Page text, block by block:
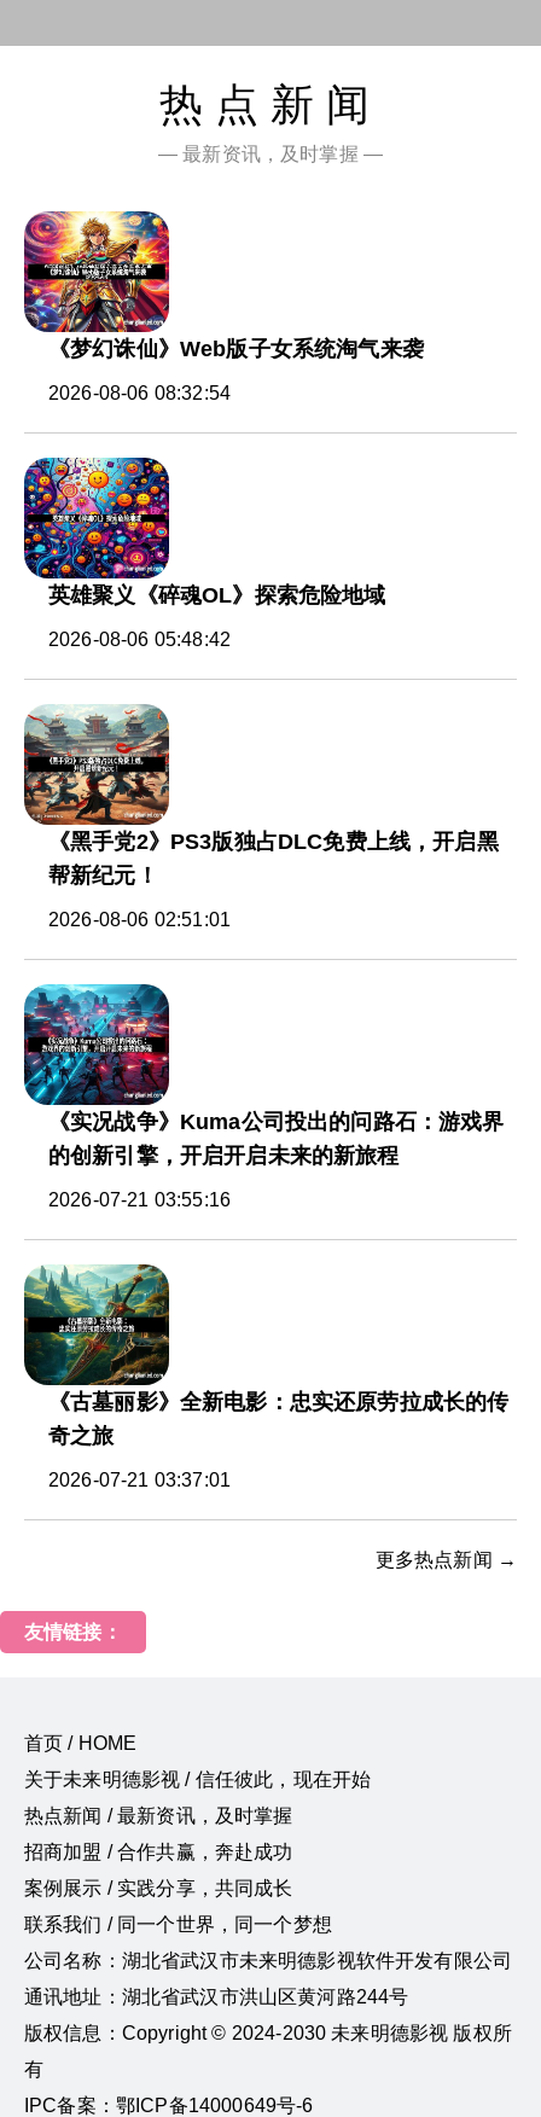
热点新闻
— 最新资讯，及时掌握 —
《梦幻诛仙》Web版子女系统淘气来袭
2026-08-06 08:32:54
英雄聚义《碎魂OL》探索危险地域
2026-08-06 05:48:42
《黑手党2》PS3版独占DLC免费上线，开启黑
帮新纪元！
2026-08-06 02:51:01
《实况战争》Kuma公司投出的问路石：游戏界
的创新引擎，开启开启未来的新旅程
2026-07-21 03:55:16
《古墓丽影》全新电影：忠实还原劳拉成长的传
奇之旅
2026-07-21 03:37:01
更多热点新闻 →
友情链接：
首页 / HOME
关于未来明德影视 / 信任彼此，现在开始
热点新闻 / 最新资讯，及时掌握
招商加盟 / 合作共赢，奔赴成功
案例展示 / 实践分享，共同成长
联系我们 / 同一个世界，同一个梦想
公司名称：湖北省武汉市未来明德影视软件开发有限公司
通讯地址：湖北省武汉市洪山区黄河路244号
版权信息：Copyright © 2024-2030 未来明德影视 版权所
有
IPC备案：鄂ICP备14000649号-6